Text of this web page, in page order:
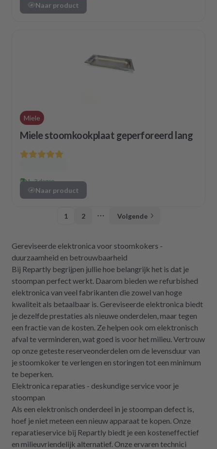
Naar product
Miele
Miele stoomkookplaat geperforeerd lang
1 - 3 dagen
Naar product
1 2
More pages
Volgende
Gereviseerde elektronica voor stoomkokers -
duurzaamheid en betrouwbaarheid
Bij Repartly begrijpen jullie hoe belangrijk het is dat je
stoompan perfect werkt. Daarom bieden we refurbished
elektronica van veel fabrikanten die zowel van hoge
kwaliteit als betaalbaar is. Gereviseerde elektronica biedt
je dezelfde prestaties als nieuwe onderdelen, maar tegen
een fractie van de kosten. Ze helpen ook om elektronisch
afval te verminderen, wat goed is voor het milieu. Vertrouw
op onze geteste reserveonderdelen om de levensduur van
je stoomkoker te verlengen en storingen tot een minimum
te beperken.
Elektronica reparaties - deskundige service voor je
stoompan
Als een elektronisch onderdeel in je stoompan defect is,
hoef je niet meteen een nieuw apparaat te kopen. Onze
reparatieservice bij Repartly biedt je een kosteneffectief
en milieuvriendelijk alternatief. Onze ervaren technici